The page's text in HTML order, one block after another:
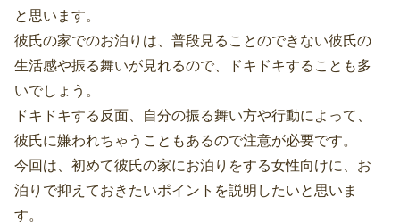
と思います。
彼氏の家でのお泊りは、普段見ることのできない彼氏の
生活感や振る舞いが見れるので、ドキドキすることも多
いでしょう。
ドキドキする反面、自分の振る舞い方や行動によって、
彼氏に嫌われちゃうこともあるので注意が必要です。
今回は、初めて彼氏の家にお泊りをする女性向けに、お
泊りで抑えておきたいポイントを説明したいと思いま
す。